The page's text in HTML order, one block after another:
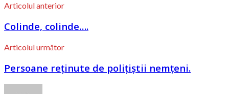
Articolul anterior
Colinde, colinde….
Articolul următor
Persoane reținute de polițiștii nemțeni.